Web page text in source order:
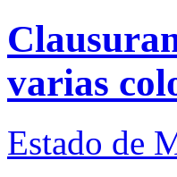
varias
Estado de